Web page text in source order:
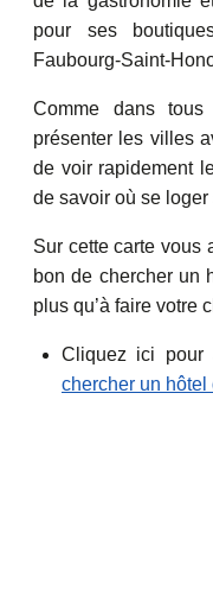
pour ses
Faubourg-Saint-
Comme dans
présenter les villes
de voir rapidement
de savoir où se
Sur cette carte vous
bon de chercher un
plus qu’à faire votre
Cliquez ici
chercher un